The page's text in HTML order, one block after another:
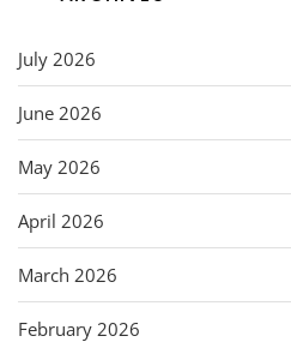
July 2026
June 2026
May 2026
April 2026
March 2026
February 2026